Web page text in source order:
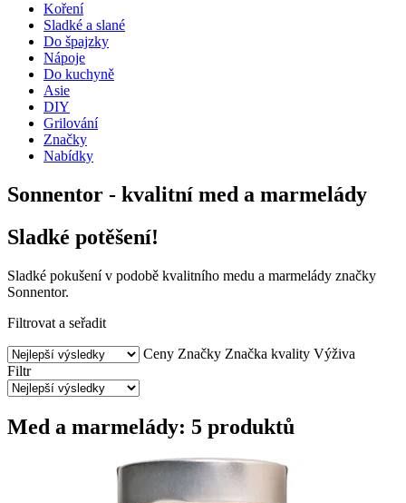
Koření
Sladké a slané
Do špajzky
Nápoje
Do kuchyně
Asie
DIY
Grilování
Značky
Nabídky
Sonnentor - kvalitní med a marmelády
Sladké potěšení!
Sladké pokušení v podobě kvalitního medu a marmelády značky
Sonnentor.
Filtrovat a seřadit
Ceny Značky Značka kvality Výživa
Filtr
Med a marmelády: 5 produktů